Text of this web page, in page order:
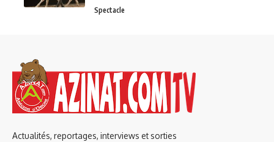
Spectacle
Actualités, reportages, interviews et sorties